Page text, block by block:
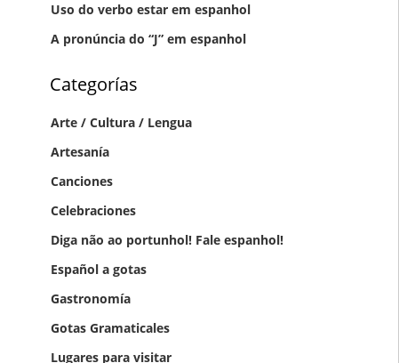
Uso do verbo estar em espanhol
A pronúncia do “J” em espanhol
Categorías
Arte / Cultura / Lengua
Artesanía
Canciones
Celebraciones
Diga não ao portunhol! Fale espanhol!
Español a gotas‏
Gastronomía
Gotas Gramaticales
Lugares para visitar